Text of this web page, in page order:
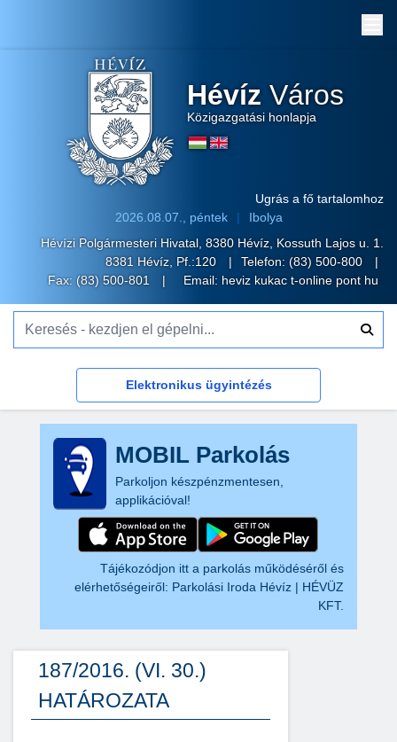
Hévíz Város
Közigazgatási honlapja
Ugrás a fő tartalomhoz
2026.08.07., péntek
Ibolya
Hévízi Polgármesteri Hivatal, 8380 Hévíz, Kossuth Lajos u. 1.
8381 Hévíz, Pf.:120
Telefon: (83) 500-800
Fax: (83) 500-801
Email: heviz kukac t-online pont hu
Elektronikus ügyintézés
MOBIL Parkolás
Parkoljon készpénzmentesen,
applikációval!
Tájékozódjon itt a parkolás működéséről és
elérhetőségeiről: Parkolási Iroda Hévíz | HÉVÜZ
KFT.
187/2016. (VI. 30.)
HATÁROZATA